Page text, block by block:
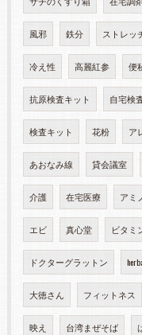
風邪 鉄分 ストレッ
冷え性 高麗紅参 便
抗原検査キット 自宅検
検査キット 花粉 ア
あおなみ線 貸会議室
介護 在宅医療 アミ
エビ 真心堂 ビタミ
ドクターグラットン
大徳さん フィットネス
映え 台湾まぜそば